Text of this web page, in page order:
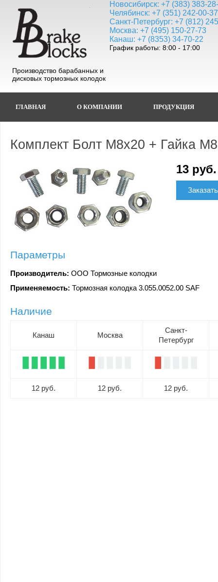
Производство барабанных и
дисковых тормозных колодок
Новосибирск: +7 (383) 383-
Челябинск: +7 (351) 242-00-37
Санкт-Петербург: +7 (812)
Москва: +7 (495) 150-27-73
Канаш: +7 (8353) 34-70-22
График работы: 8:00 - 17:00
ГЛАВНАЯ О КОМПАНИИ ПРОДУКЦИЯ
Комплект Болт M8x20 + Гайка M8
13 руб.
Заказать
Параметры
Производитель: ООО Тормозные колодки
Применяемость: Тормозная колодка 3.055.0052.00 SAF
Наличие
Канаш Москва
Санкт-
Петербург
12 руб. 12 руб. 12 руб.